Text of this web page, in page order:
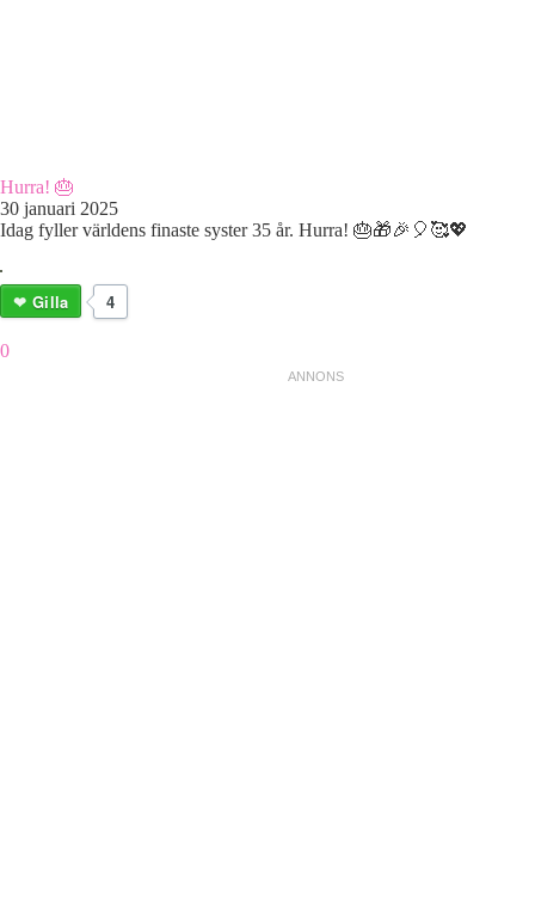
Hurra! 🎂
30 januari 2025
Idag fyller världens finaste syster 35 år. Hurra! 🎂🎁🎉🎈🥰💖
4
Gilla
0